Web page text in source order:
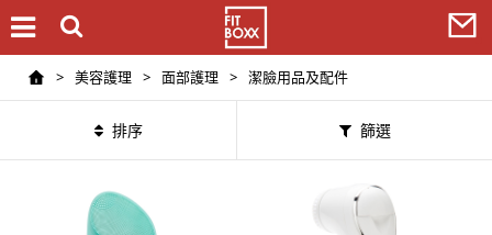
> 美容護理 > 面部護理 > 潔臉用品及配件
排序 篩選